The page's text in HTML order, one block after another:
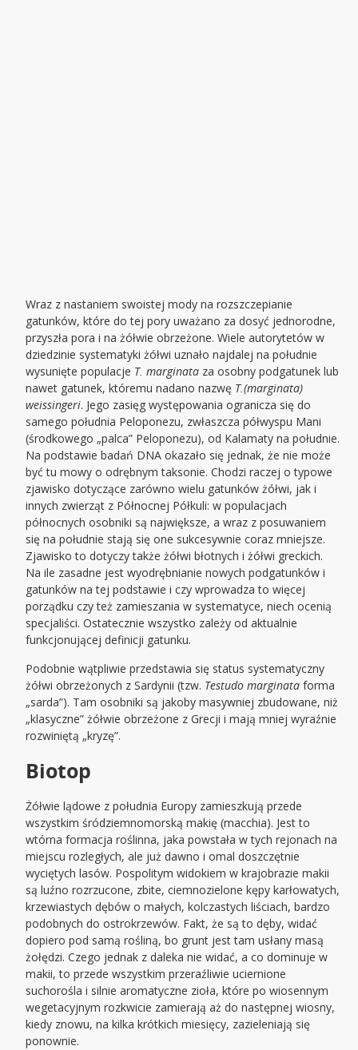
Wraz z nastaniem swoistej mody na rozszczepianie
gatunków, które do tej pory uważano za dosyć jednorodne,
przyszła pora i na żółwie obrzeżone. Wiele autorytetów w
dziedzinie systematyki żółwi uznało najdalej na południe
wysunięte populacje T. marginata za osobny podgatunek lub
nawet gatunek, któremu nadano nazwę T.(marginata)
weissingeri. Jego zasięg występowania ogranicza się do
samego południa Peloponezu, zwłaszcza półwyspu Mani
(środkowego „palca” Peloponezu), od Kalamaty na południe.
Na podstawie badań DNA okazało się jednak, że nie może
być tu mowy o odrębnym taksonie. Chodzi raczej o typowe
zjawisko dotyczące zarówno wielu gatunków żółwi, jak i
innych zwierząt z Północnej Półkuli: w populacjach
północnych osobniki są największe, a wraz z posuwaniem
się na południe stają się one sukcesywnie coraz mniejsze.
Zjawisko to dotyczy także żółwi błotnych i żółwi greckich.
Na ile zasadne jest wyodrębnianie nowych podgatunków i
gatunków na tej podstawie i czy wprowadza to więcej
porządku czy też zamieszania w systematyce, niech ocenią
specjaliści. Ostatecznie wszystko zależy od aktualnie
funkcjonującej definicji gatunku.
Podobnie wątpliwie przedstawia się status systematyczny
żółwi obrzeżonych z Sardynii (tzw. Testudo marginata forma
„sarda”). Tam osobniki są jakoby masywniej zbudowane, niż
„klasyczne” żółwie obrzeżone z Grecji i mają mniej wyraźnie
rozwiniętą „kryzę”.
Biotop
Żółwie lądowe z południa Europy zamieszkują przede
wszystkim śródziemnomorską makię (macchia). Jest to
wtórna formacja roślinna, jaka powstała w tych rejonach na
miejscu rozległych, ale już dawno i omal doszczętnie
wyciętych lasów. Pospolitym widokiem w krajobrazie makii
są luźno rozrzucone, zbite, ciemnozielone kępy karłowatych,
krzewiastych dębów o małych, kolczastych liściach, bardzo
podobnych do ostrokrzewów. Fakt, że są to dęby, widać
dopiero pod samą rośliną, bo grunt jest tam usłany masą
żołędzi. Czego jednak z daleka nie widać, a co dominuje w
makii, to przede wszystkim przeraźliwie uciernione
suchorośla i silnie aromatyczne zioła, które po wiosennym
wegetacyjnym rozkwicie zamierają aż do następnej wiosny,
kiedy znowu, na kilka krótkich miesięcy, zazieleniają się
ponownie.